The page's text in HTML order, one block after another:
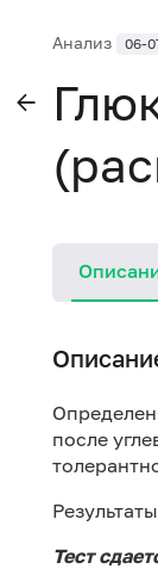
Анализ 06-
после
Тест